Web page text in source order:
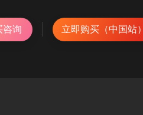
咨询 立即购买（中国站）